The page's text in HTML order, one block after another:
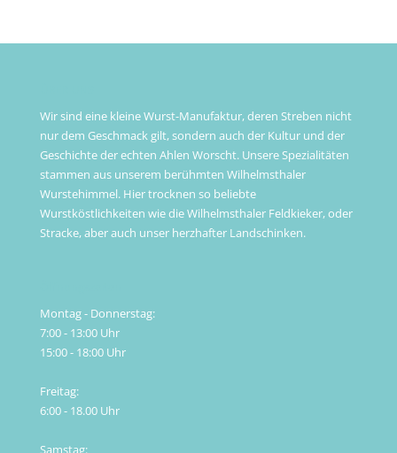
Wir sind eine kleine Wurst-Manufaktur, deren Streben nicht
nur dem Geschmack gilt, sondern auch der Kultur und der
Geschichte der echten Ahlen Worscht. Unsere Spezialitäten
stammen aus unserem berühmten Wilhelmsthaler
Wurstehimmel. Hier trocknen so beliebte
Wurstköstlichkeiten wie die Wilhelmsthaler Feldkieker, oder
Stracke, aber auch unser herzhafter Landschinken.
Montag - Donnerstag:
7:00 - 13:00 Uhr
15:00 - 18:00 Uhr
Freitag:
6:00 - 18.00 Uhr
Samstag: